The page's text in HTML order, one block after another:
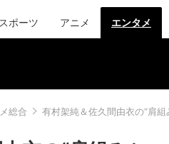
スポーツ アニメ エンタメ
総合 有村架純＆佐久間由衣の“肩